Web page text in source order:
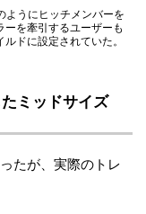
ようにヒッチメンバーを
を牽引するユーザーも
ドに設定されていた。
ミッドサイズ
たが、実際のトレ